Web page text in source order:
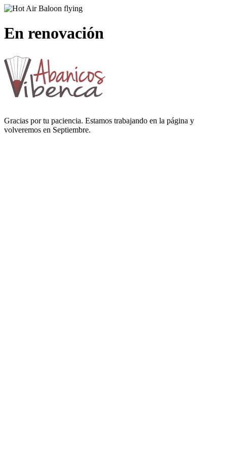
En renovación
Gracias por tu paciencia. Estamos trabajando en la página y
volveremos en Septiembre.